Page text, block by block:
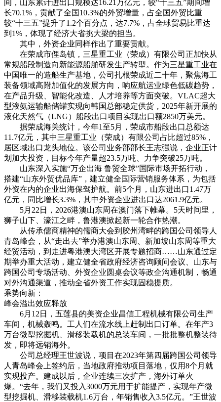
间，山东累计进出口规模达16.21万亿元，较“十三五”期间增
长70.1%，贡献了全国10.3%的外贸增量，占全国外贸比重
较“十三五”提升了1.2个百分点，达7.7%，占全球贸易比重达
到1%，体现了经济大省挑大梁的担当。
其中，外资企业同样作出了重要贡献。
在荣成市俚岛镇，三星重工业（荣成）有限公司正加快从
常规船段制造向新能源船舶研发生产转型。作为三星重工业在
中国唯一的造船生产基地，公司扎根荣成近二十年，聚焦海工
装备领域高附加值化的发展方向，响应航运业绿色低碳趋势，
在产品升级、智能化改造、人才培养等方面突破。VLAC超大
型液氨运输船储罐实现向韩国总部稳定供货，2025年新开展的
液化天然气（LNG）船段出口项目实现出口额2850万美元。
据荣成海关统计，今年1至5月，荣成市船段出口总额达
11.7亿元，其中三星重工业（荣成）有限公司占比超过85%，
居区域出口龙头地位。该公司业务部部长王志强说，企业正计
划加大投资，目标今年产量超23.5万吨、力争突破25万吨。
山东深入实施“万企出海 鲁贸全球”国际市场开拓行动，
搭建“山东外贸优品库”，建立健全国际营销服务体系，为包括
外资在内的企业出海保驾护航。前5个月，山东进出口1.47万
亿元，同比增长3.3%，其中外资企业进出口达2061.9亿元。
5月22日，2026港澳山东周在澳门落下帷幕。5天时间里，
狮子山下、濠江之畔，鲁港澳掀起新一轮合作热潮。
从传承儒商精神的儒商大会到胶州湾畔的跨国公司领导人
青岛峰会，从“走出去”举办港澳山东周、新加坡山东周等重大
经贸活动，到走进粤港澳大湾区开展专题招商……山东通过定
期举办重大活动，建立健全省政府经济咨询顾问会议、山东与
跨国公司专场活动、外资企业圆桌会议等政企沟通机制，畅通
对外沟通渠道，推动全省外资工作实现固稳提质。
乘势向新：
峰会溢出效应释放
6月12日，五莲县的美资企业昌信工程机械有限公司生产
车间，机械轰鸣。工人们在流水线上赶制出口订单。在年产3
万台微型挖掘机、滑移装载机的总装车间，一批批整机整装待
发，即将远销海外。
公司总经理王世波说，项目在2023年第四届跨国公司领导
人青岛峰会上签约后，当地政府推动项目落地，仅用8个月就
实现投产。建成以后，企业连续三次扩产，海外订单火
爆。“去年，我们又投入3000万元用于扩能提产，实现年产微
型挖掘机、滑移装载机1.6万台，年销售收入3.5亿元。”王世波